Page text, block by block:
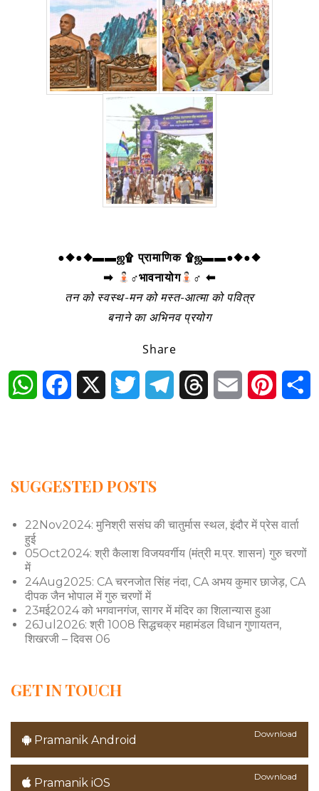
●◆●◆▬▬ஜ۩ प्रामाणिक ۩ஜ▬▬●◆●◆
➡
‍♂भावनायोग
‍♂ ⬅
तन को स्वस्थ-मन को मस्त-आत्मा को पवित्र
बनाने का अभिनव प्रयोग
Share
WhatsAppFacebook Twitter TelegramThreadsEmail
SUGGESTED POSTS
22Nov2024: मुनिश्री ससंघ की चातुर्मास स्थल, इंदौर में प्रेस वार्ता
हुई
05Oct2024: श्री कैलाश विजयवर्गीय (मंत्री म.प्र. शासन) गुरु चरणों
में
24Aug2025: CA चरनजोत सिंह नंदा, CA अभय कुमार छाजेड़, CA
दीपक जैन भोपाल में गुरु चरणों में
23मई2024 को भगवानगंज, सागर में मंदिर का शिलान्यास हुआ
26Jul2026: श्री 1008 सिद्धचक्र महामंडल विधान गुणायतन,
शिखरजी – दिवस 06
GET IN TOUCH
Pramanik Android Download
Pramanik iOS Download